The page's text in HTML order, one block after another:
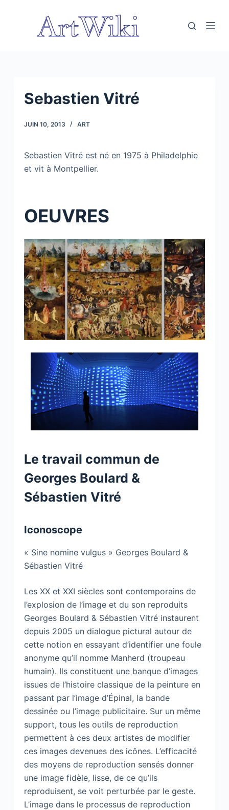
Sebastien Vitré
JUIN 10, 2013 ART
Sebastien Vitré est né en 1975 à Philadelphie
et vit à Montpellier.
OEUVRES
Le travail commun de
Georges Boulard &
Sébastien Vitré
Iconoscope
« Sine nomine vulgus » Georges Boulard &
Sébastien Vitré
Les XX et XXI siècles sont contemporains de
l’explosion de l’image et du son reproduits
Georges Boulard & Sébastien Vitré instaurent
depuis 2005 un dialogue pictural autour de
cette notion en essayant d’identifier une foule
anonyme qu’il nomme Manherd (troupeau
humain). Ils constituent une banque d’images
issues de l’histoire classique de la peinture en
passant par l’image d’Épinal, la bande
dessinée ou l’image publicitaire. Sur un même
support, tous les outils de reproduction
permettent à ces deux artistes de modifier
ces images devenues des icônes. L’efficacité
des moyens de reproduction sensés donner
une image fidèle, lisse, de ce qu’ils
reproduisent, se voit perturbée par le geste.
L’image dans le processus de reproduction